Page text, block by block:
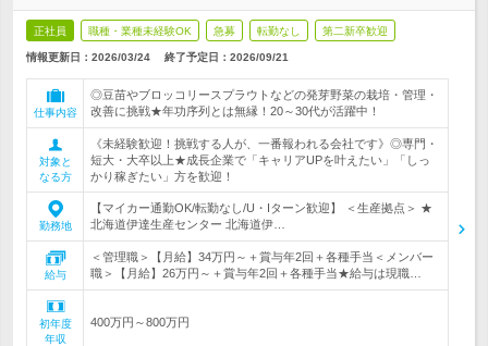
正社員 職種・業種未経験OK 急募 転勤なし 第二新卒歓迎
情報更新日：2026/03/24 終了予定日： 2026/09/21
仕事内容
◎豆苗やブロッコリースプラウトなどの発芽野菜の栽培・管理・
改善に挑戦★年功序列とは無縁！20～30代が活躍中！
対象と
なる方
《未経験歓迎！挑戦する人が、一番報われる会社です》◎専門・
短大・大卒以上★成長企業で「キャリアUPを叶えたい」「しっ
かり稼ぎたい」方を歓迎！
勤務地
【マイカー通勤OK/転勤なし/U・Iターン歓迎】 ＜生産拠点＞ ★
北海道伊達生産センター 北海道伊…
給与
＜管理職＞【月給】34万円～＋賞与年2回＋各種手当＜メンバー
職＞【月給】26万円～＋賞与年2回＋各種手当★給与は現職…
初年度
年収
400万円～800万円